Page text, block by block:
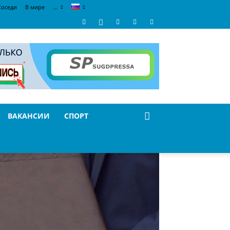
В мире …
ВАКАНСИИ СПОРТ